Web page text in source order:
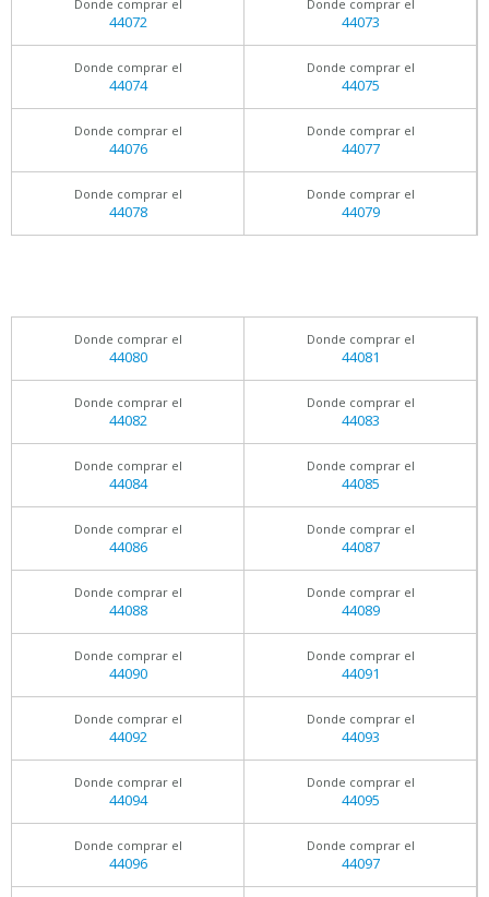
Donde comprar el
44072
Donde comprar el
44073
Donde comprar el
44074
Donde comprar el
44075
Donde comprar el
44076
Donde comprar el
44077
Donde comprar el
44078
Donde comprar el
44079
Donde comprar el
44080
Donde comprar el
44081
Donde comprar el
44082
Donde comprar el
44083
Donde comprar el
44084
Donde comprar el
44085
Donde comprar el
44086
Donde comprar el
44087
Donde comprar el
44088
Donde comprar el
44089
Donde comprar el
44090
Donde comprar el
44091
Donde comprar el
44092
Donde comprar el
44093
Donde comprar el
44094
Donde comprar el
44095
Donde comprar el
44096
Donde comprar el
44097